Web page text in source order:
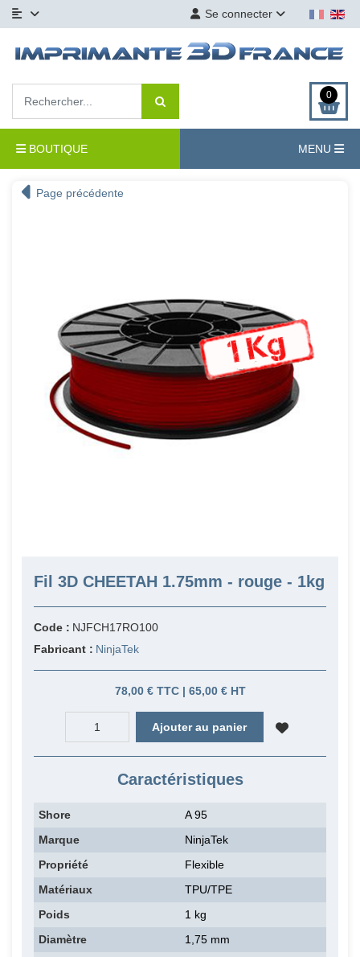
Se connecter
0
BOUTIQUE MENU
Page précédente
Fil 3D CHEETAH 1.75mm - rouge - 1kg
Code : NJFCH17RO100
Fabricant : NinjaTek
78,00 € TTC | 65,00 € HT
Ajouter au panier
Caractéristiques
Shore
A 95
Marque
NinjaTek
Propriété
Flexible
Matériaux
TPU/TPE
Poids
1 kg
Diamètre
1,75 mm